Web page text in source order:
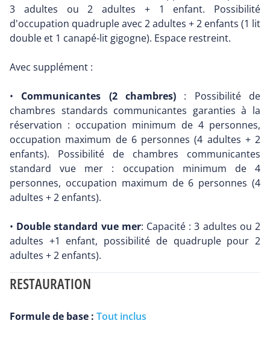
3 adultes ou 2 adultes + 1 enfant. Possibilité
d'occupation quadruple avec 2 adultes + 2 enfants (1 lit
double et 1 canapé-lit gigogne). Espace restreint.
Avec supplément :
• Communicantes (2 chambres) : Possibilité de
chambres standards communicantes garanties à la
réservation : occupation minimum de 4 personnes,
occupation maximum de 6 personnes (4 adultes + 2
enfants). Possibilité de chambres communicantes
standard vue mer : occupation minimum de 4
personnes, occupation maximum de 6 personnes (4
adultes + 2 enfants).
• Double standard vue mer: Capacité : 3 adultes ou 2
adultes +1 enfant, possibilité de quadruple pour 2
adultes + 2 enfants).
RESTAURATION
Formule de base : Tout inclus